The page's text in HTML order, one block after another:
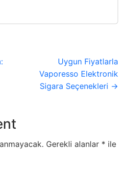
Uygun Fiyatlarla
Vaporesso Elektronik
Sigara Seçenekleri →
Gerekli alanlar * ile